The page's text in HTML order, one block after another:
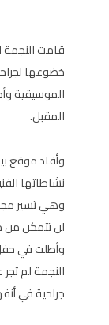
قامت النجمة
خضوعها
الموسيقية
المقبل.
وأفاد موقع
نشاطاتها
وهي تسير
لن تتمكن من
وأطلت في
النجمة لم
جراحية في